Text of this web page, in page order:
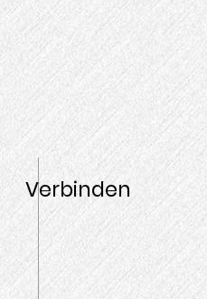
Verbinden